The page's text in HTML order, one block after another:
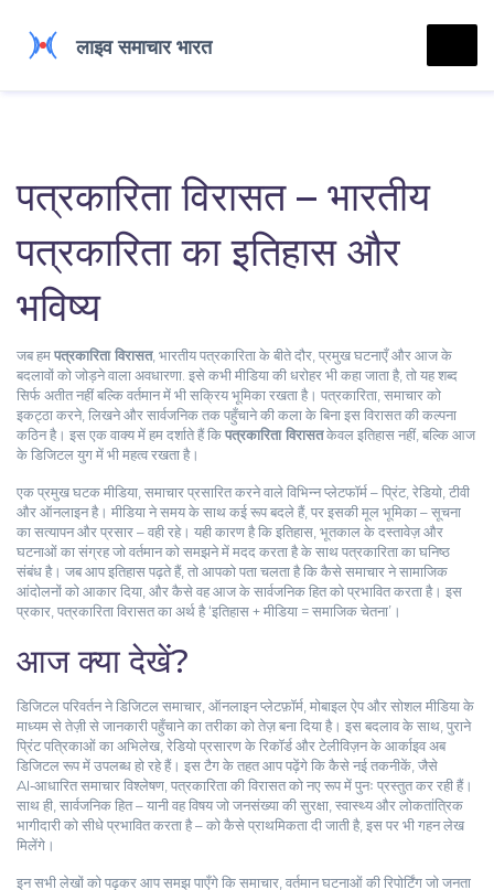
पत्रकारिता विरासत – भारतीय
पत्रकारिता का इतिहास और
भविष्य
जब हमपत्रकारिता विरासत, भारतीय पत्रकारिता के बीते दौर, प्रमुख घटनाएँ और आज के
बदलावों को जोड़ने वाला अवधारणा . इसे कभीमीडिया की धरोहरभी कहा जाता है, तो यह शब्द
सिर्फ अतीत नहीं बल्कि वर्तमान में भी सक्रिय भूमिका रखता है। पत्रकारिता समाचार को
इकट्ठा करने, लिखने और सार्वजनिक तक पहुँचाने की कलाके बिना इस विरासत की कल्पना
कठिन है। इस एक वाक्य में हम दर्शाते हैं किपत्रकारिता विरासतकेवल इतिहास नहीं, बल्कि आज
के डिजिटल युग में भी महत्व रखता है।
एक प्रमुख घटकमीडिया समाचार प्रसारित करने वाले विभिन्न प्लेटफॉर्म – प्रिंट, रेडियो, टीवी
और ऑनलाइनहै। मीडिया ने समय के साथ कई रूप बदले हैं, पर इसकी मूल भूमिका – सूचना
का सत्यापन और प्रसार – वही रहे। यही कारण है किइतिहास भूतकाल के दस्तावेज़ और
घटनाओं का संग्रह जो वर्तमान को समझने में मदद करता हैके साथ पत्रकारिता का घनिष्ठ
संबंध है। जब आप इतिहास पढ़ते हैं, तो आपको पता चलता है कि कैसे समाचार ने सामाजिक
आंदोलनों को आकार दिया, और कैसे वह आज के सार्वजनिक हित को प्रभावित करता है। इस
प्रकार, पत्रकारिता विरासत का अर्थ है ‘इतिहास + मीडिया = समाजिक चेतना’।
आज क्या देखें?
डिजिटल परिवर्तन नेडिजिटल समाचार ऑनलाइन प्लेटफ़ॉर्म, मोबाइल ऐप और सोशल मीडिया के
माध्यम से तेज़ी से जानकारी पहुँचाने का तरीकाको तेज़ बना दिया है। इस बदलाव के साथ, पुराने
प्रिंट पत्रिकाओं का अभिलेख, रेडियो प्रसारण के रिकॉर्ड और टेलीविज़न के आर्काइव अब
डिजिटल रूप में उपलब्ध हो रहे हैं। इस टैग के तहत आप पढ़ेंगे कि कैसे नई तकनीकें, जैसे
AI‑आधारित समाचार विश्लेषण, पत्रकारिता की विरासत को नए रूप में पुनः प्रस्तुत कर रही हैं।
साथ ही, सार्वजनिक हित – यानी वह विषय जो जनसंख्या की सुरक्षा, स्वास्थ्य और लोकतांत्रिक
भागीदारी को सीधे प्रभावित करता है – को कैसे प्राथमिकता दी जाती है, इस पर भी गहन लेख
मिलेंगे।
इन सभी लेखों को पढ़कर आप समझ पाएँगे किसमाचार वर्तमान घटनाओं की रिपोर्टिंग जो जनता